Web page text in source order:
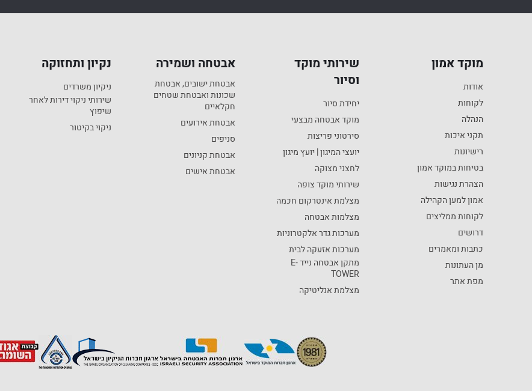
מוקד אמון
אודות
לקוחות
הנהלה
תקני איכות
רישיונות
בטיחות במוקד אמון
הצהרת נגישות
אמון למען הקהילה
לקוחות ממליצים
דרושים
כתבות ומאמרים
מן העתונות
מפת אתר
שירותי מוקד
וסיור
יחידת סיור
מוקד אבטחה מבצעי
סירטוני פריצות
יועצי המיגון | יועץ מיגון
לחצני מצוקה
שירותי מוקד צופה
מצלמת אינטרקום חכמה
מצלמות אבטחה
מערכות גדר אלקטרוניות
מערכות אזעקה לבית
מתקן אבטחה נייד E-
TOWER
מצלמת אנליטיקה
אבטחה ושמירה
אבטחת ישובים, אבטחת
שכונות ואבטחת שטחים
חקלאיים
אבטחת אירועים
סניפים
אבטחת קניונים
אבטחת אישים
נקיון ותחזוקה
ניקיון משרדים
שירותי ניקוי דירות לאחר
שיפוץ
ניקוי בקיטור